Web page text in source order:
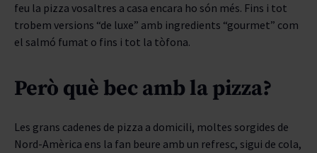
feu la pizza vosaltres a casa encara ho són més. Fins i tot
trobem versions “de luxe” amb ingredients “gourmet” com
el salmó fumat o fins i tot la tòfona.
Però què bec amb la pizza?
Les grans cadenes de pizza a domicili, moltes sorgides de
Nord-Amèrica ens la fan beure amb un refresc, sigui de cola,